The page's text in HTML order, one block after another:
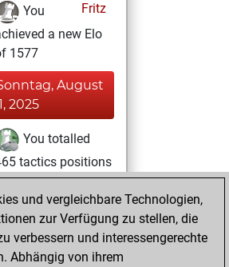
Fritz
You
a new Elo
1577
August
2025
You totalled
tactics positions
Tactics
274 tactics
und vergleichbare Technologien,
zur Verfügung zu stellen, die
verbessern und interessengerechte
Abhängig von ihrem